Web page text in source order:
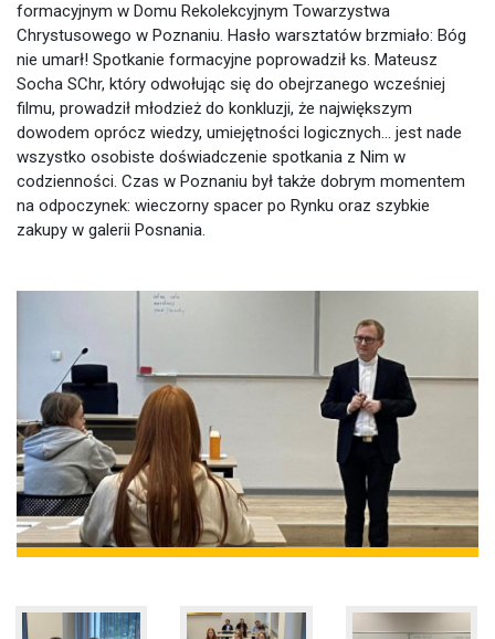
formacyjnym w Domu Rekolekcyjnym Towarzystwa
Chrystusowego w Poznaniu. Hasło warsztatów brzmiało: Bóg
nie umarł! Spotkanie formacyjne poprowadził ks. Mateusz
Socha SChr, który odwołując się do obejrzanego wcześniej
filmu, prowadził młodzież do konkluzji, że największym
dowodem oprócz wiedzy, umiejętności logicznych… jest nade
wszystko osobiste doświadczenie spotkania z Nim w
codzienności. Czas w Poznaniu był także dobrym momentem
na odpoczynek: wieczorny spacer po Rynku oraz szybkie
zakupy w galerii Posnania.